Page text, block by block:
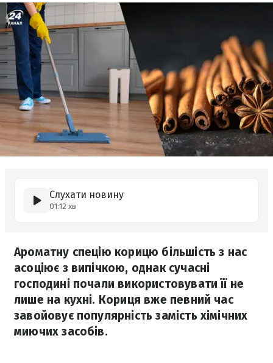
Слухати новину
01:12 хв
Ароматну спецію корицю більшість з нас
асоціює з випічкою, однак сучасні
господині почали використовувати її не
лише на кухні. Кориця вже певний час
завойовує популярність замість хімічних
миючих засобів.